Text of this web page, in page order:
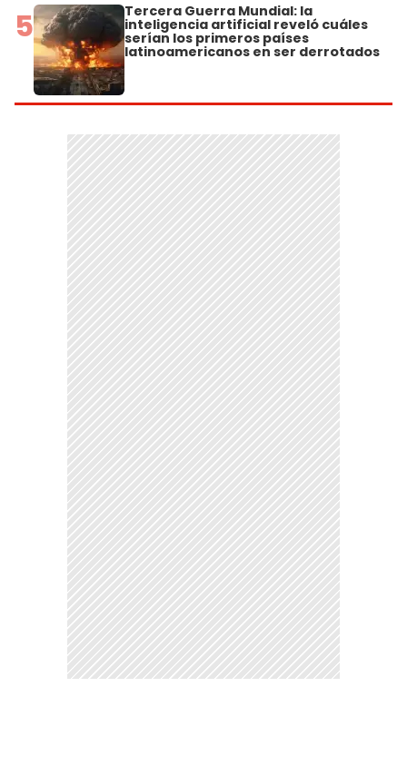
5 Tercera Guerra Mundial: la
inteligencia artificial reveló cuáles
serían los primeros países
latinoamericanos en ser derrotados